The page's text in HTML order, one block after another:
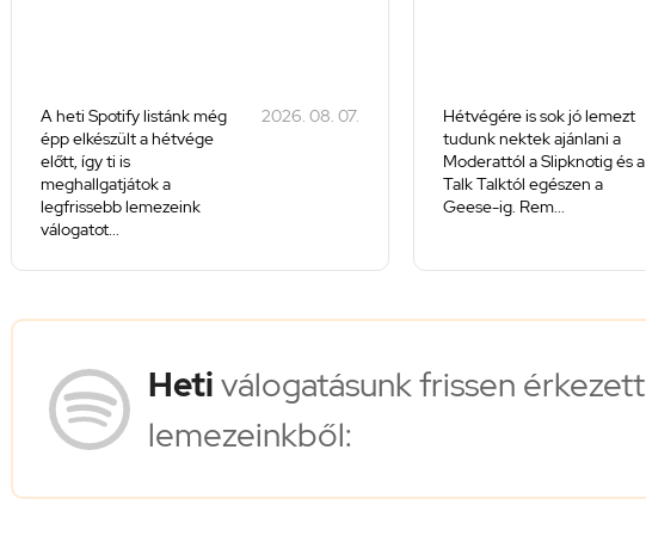
A heti Spotify listánk még
épp elkészült a hétvége
előtt, így ti is
meghallgatjátok a
legfrissebb lemezeink
válogatot...
2026. 08. 07.
Hétvégére is sok jó lemezt
tudunk nektek ajánlani a
Moderattól a Slipknotig és a
Talk Talktól egészen a
Geese-ig. Rem...
Hetiválogatásunk frissen érkezett
lemezeinkből: